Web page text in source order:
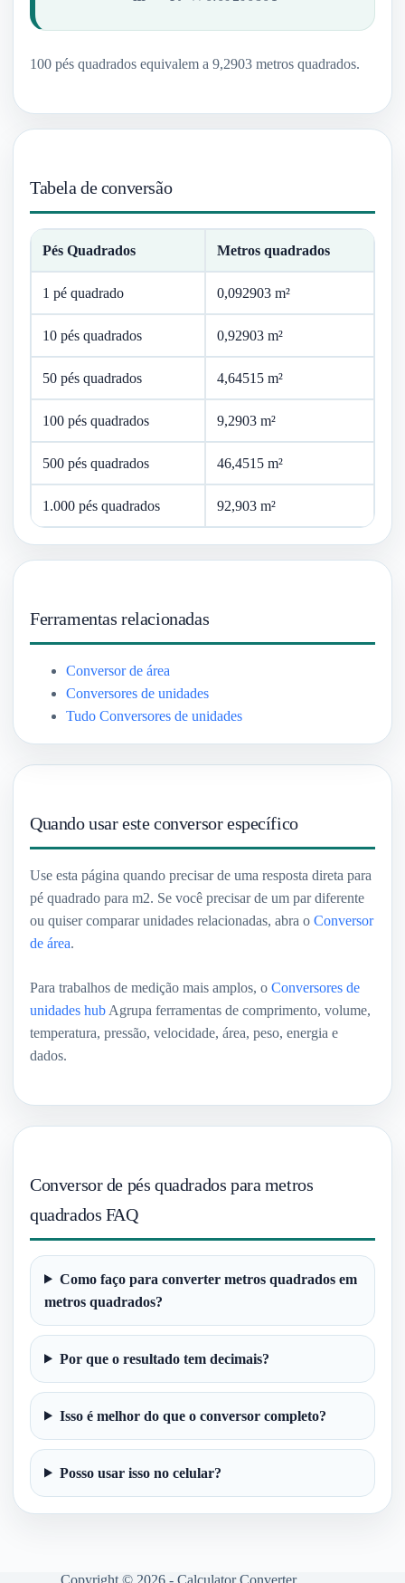
100 pés quadrados equivalem a 9,2903 metros quadrados.
Tabela de conversão
Pés Quadrados Metros quadrados
1 pé quadrado 0,092903 m²
10 pés quadrados 0,92903 m²
50 pés quadrados 4,64515 m²
100 pés quadrados 9,2903 m²
500 pés quadrados 46,4515 m²
1.000 pés quadrados 92,903 m²
Ferramentas relacionadas
Conversor de área
Conversores de unidades
Tudo Conversores de unidades
Quando usar este conversor específico
Use esta página quando precisar de uma resposta direta para
pé quadrado para m2. Se você precisar de um par diferente
ou quiser comparar unidades relacionadas, abra o Conversor
de área.
Para trabalhos de medição mais amplos, o Conversores de
unidades hub Agrupa ferramentas de comprimento, volume,
temperatura, pressão, velocidade, área, peso, energia e
dados.
Conversor de pés quadrados para metros
quadrados FAQ
Como faço para converter metros quadrados em
metros quadrados?
Por que o resultado tem decimais?
Isso é melhor do que o conversor completo?
Posso usar isso no celular?
Copyright © 2026 - Calculator Converter